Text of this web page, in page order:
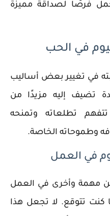
فرصًا لصداقة مميزة
في الحب
في تغيير بعض أساليب
تضيف إليه مزيدًا من
تطلعاته وتمنحه
وطموحاته الخاصة.
في العمل
مهمة وأخرى في العمل
كنت تتوقع. لا تجعل هذا